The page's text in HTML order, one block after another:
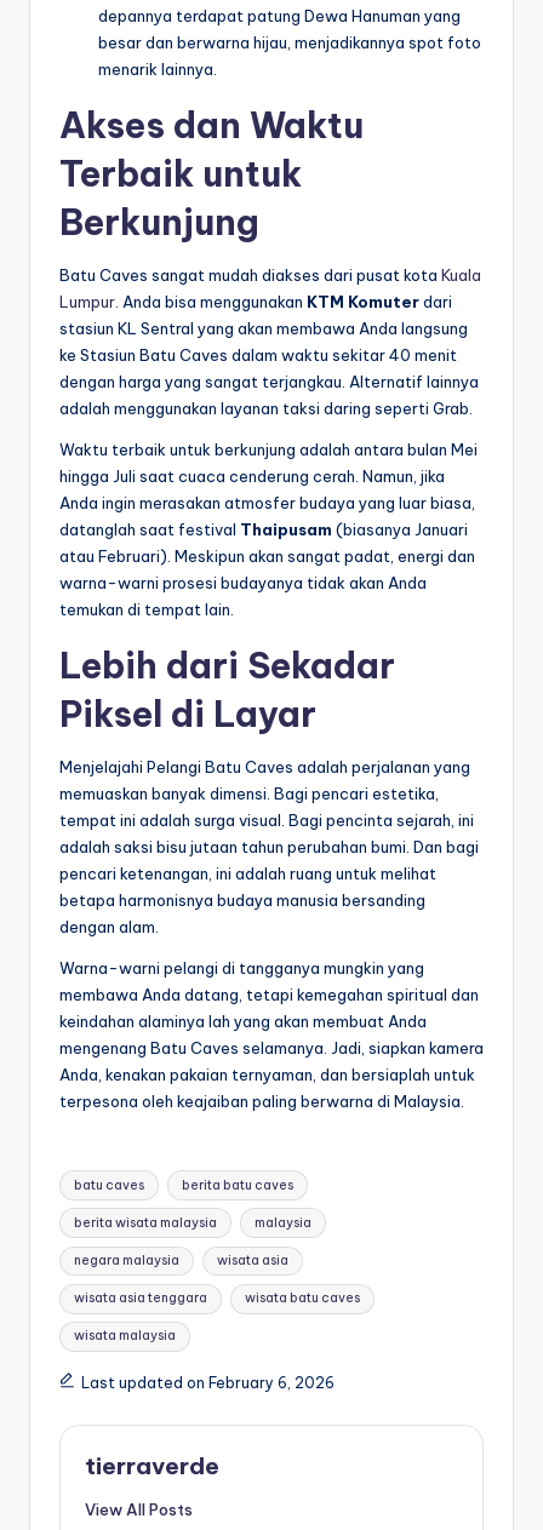
depannya terdapat patung Dewa Hanuman yang
besar dan berwarna hijau, menjadikannya spot foto
menarik lainnya.
Akses dan Waktu
Terbaik untuk
Berkunjung
Batu Caves sangat mudah diakses dari pusat kota Kuala
Lumpur . Anda bisa menggunakan KTM Komuterdari
stasiun KL Sentral yang akan membawa Anda langsung
ke Stasiun Batu Caves dalam waktu sekitar 40 menit
dengan harga yang sangat terjangkau. Alternatif lainnya
adalah menggunakan layanan taksi daring seperti Grab.
Waktu terbaik untuk berkunjung adalah antara bulan Mei
hingga Juli saat cuaca cenderung cerah. Namun, jika
Anda ingin merasakan atmosfer budaya yang luar biasa,
datanglah saat festival Thaipusam (biasanya Januari
atau Februari). Meskipun akan sangat padat, energi dan
warna-warni prosesi budayanya tidak akan Anda
temukan di tempat lain.
Lebih dari Sekadar
Piksel di Layar
Menjelajahi Pelangi Batu Caves adalah perjalanan yang
memuaskan banyak dimensi. Bagi pencari estetika,
tempat ini adalah surga visual. Bagi pencinta sejarah, ini
adalah saksi bisu jutaan tahun perubahan bumi. Dan bagi
pencari ketenangan, ini adalah ruang untuk melihat
betapa harmonisnya budaya manusia bersanding
dengan alam.
Warna-warni pelangi di tangganya mungkin yang
membawa Anda datang, tetapi kemegahan spiritual dan
keindahan alaminya lah yang akan membuat Anda
mengenang Batu Caves selamanya. Jadi, siapkan kamera
Anda, kenakan pakaian ternyaman, dan bersiaplah untuk
terpesona oleh keajaiban paling berwarna di Malaysia.
Tags:
batu caves berita batu caves
berita wisata malaysia malaysia
negara malaysia wisata asia
wisata asia tenggara wisata batu caves
wisata malaysia
Last updated on February 6, 2026
tierraverde
View All Posts